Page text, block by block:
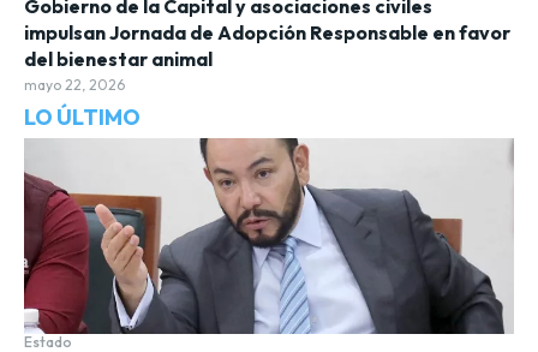
LO ÚLTIMO
Estado
Gobierno de la Capital y asociaciones civiles
impulsan Jornada de Adopción Responsable en favor
del bienestar animal
mayo 22, 2026